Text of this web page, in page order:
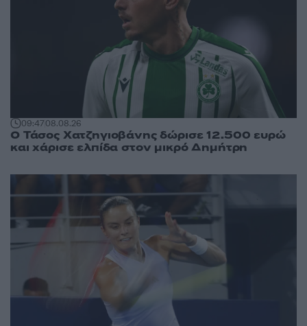
09:4708.08.26
Ο Τάσος Χατζηγιοβάνης δώρισε 12.500 ευρώ
και χάρισε ελπίδα στον μικρό Δημήτρη